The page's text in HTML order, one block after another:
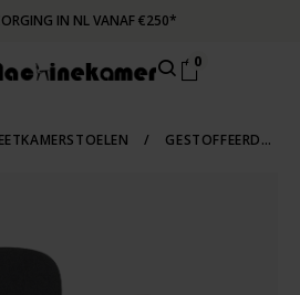
IN NL VANAF €250*
0
EETKAMERSTOELEN / GESTOFFEERDE-EETKAMERSTOELEN